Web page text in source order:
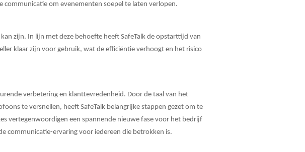
om evenementen soepel te laten verlopen.
zijn. In lijn met deze behoefte heeft SafeTalk de opstarttijd van
klaar zijn voor gebruik, wat de efficiëntie verhoogt en het risico
verbetering en klanttevredenheid. Door de taal van het
te versnellen, heeft SafeTalk belangrijke stappen gezet om te
vertegenwoordigen een spannende nieuwe fase voor het bedrijf
communicatie-ervaring voor iedereen die betrokken is.